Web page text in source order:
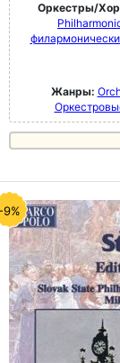
Оркестры/
Жанры:
9%